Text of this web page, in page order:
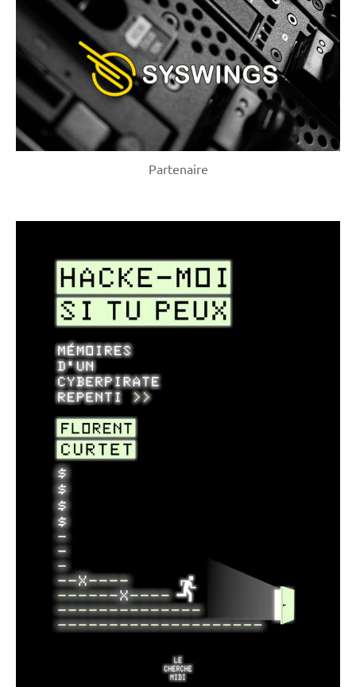
Partenaire